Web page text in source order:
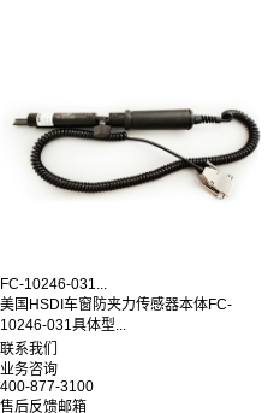
FC-10246-031...
美国HSDI车窗防夹力传感器本体FC-
10246-031具体型...
联系我们
业务咨询
400-877-3100
售后反馈邮箱